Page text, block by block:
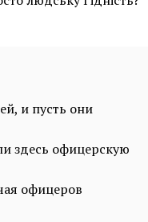
и пусть они
здесь офицерскую
офицеров